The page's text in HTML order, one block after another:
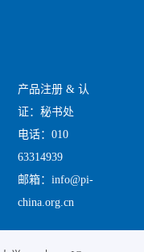
产品注册 & 认
证：秘书处
电话：010
63314939
邮箱：info@pi-
china.org.cn